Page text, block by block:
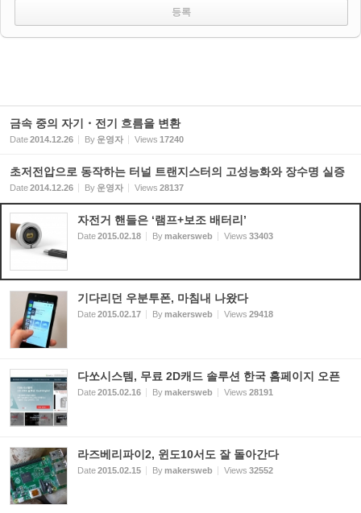
금속 중의 자기・전기 흐름을 변환
Date2014.12.26 By 운영자 Views 17240
초저전압으로 동작하는 터널 트랜지스터의 고성능화와 장수명 실증
Date2014.12.26 By 운영자 Views 28137
자전거 핸들은 ‘램프+보조 배터리’
Date2015.02.18 Bymakersweb Views 33403
기다리던 우분투폰, 마침내 나왔다
Date2015.02.17 Bymakersweb Views 29418
다쏘시스템, 무료 2D캐드 솔루션 한국 홈페이지 오픈
Date2015.02.16 Bymakersweb Views 28191
라즈베리파이2, 윈도10서도 잘 돌아간다
Date2015.02.15 Bymakersweb Views 32552